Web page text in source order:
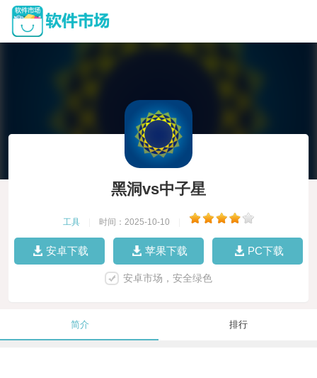
黑洞vs中子星
工具 时间：2025-10-10
安卓下载 苹果下载 PC下载
安卓市场，安全绿色
简介 排行